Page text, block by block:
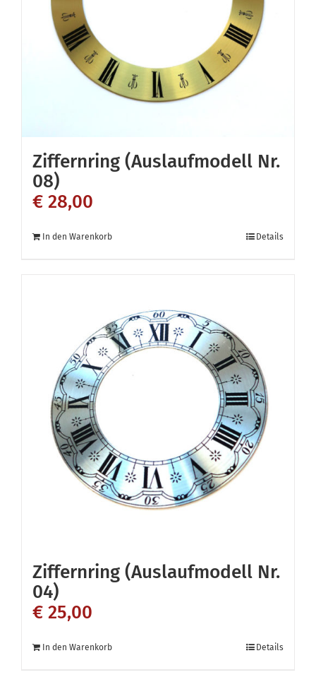
Ziffernring (Auslaufmodell Nr.
08)
€ 28,00
In den Warenkorb Details
Ziffernring (Auslaufmodell Nr.
04)
€ 25,00
In den Warenkorb Details